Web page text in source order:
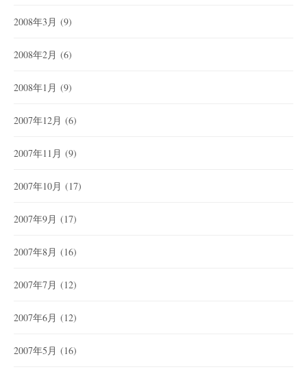
2008年3月 (9)
2008年2月 (6)
2008年1月 (9)
2007年12月 (6)
2007年11月 (9)
2007年10月 (17)
2007年9月 (17)
2007年8月 (16)
2007年7月 (12)
2007年6月 (12)
2007年5月 (16)